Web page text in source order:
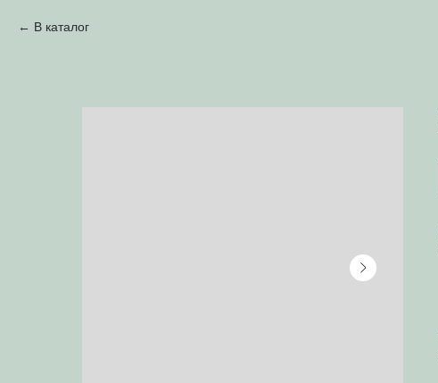
В каталог